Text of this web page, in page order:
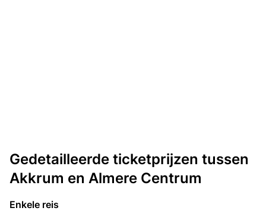
Gedetailleerde ticketprijzen tussen
Akkrum en Almere Centrum
Enkele reis